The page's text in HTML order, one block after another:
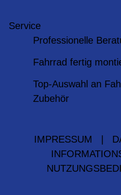
Service
Professionelle
Fahrrad fertig
Top-Auswahl an
Zubehör
IMPRESSUM